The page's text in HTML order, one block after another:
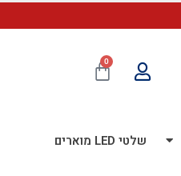
0
שלטי LED מוארים